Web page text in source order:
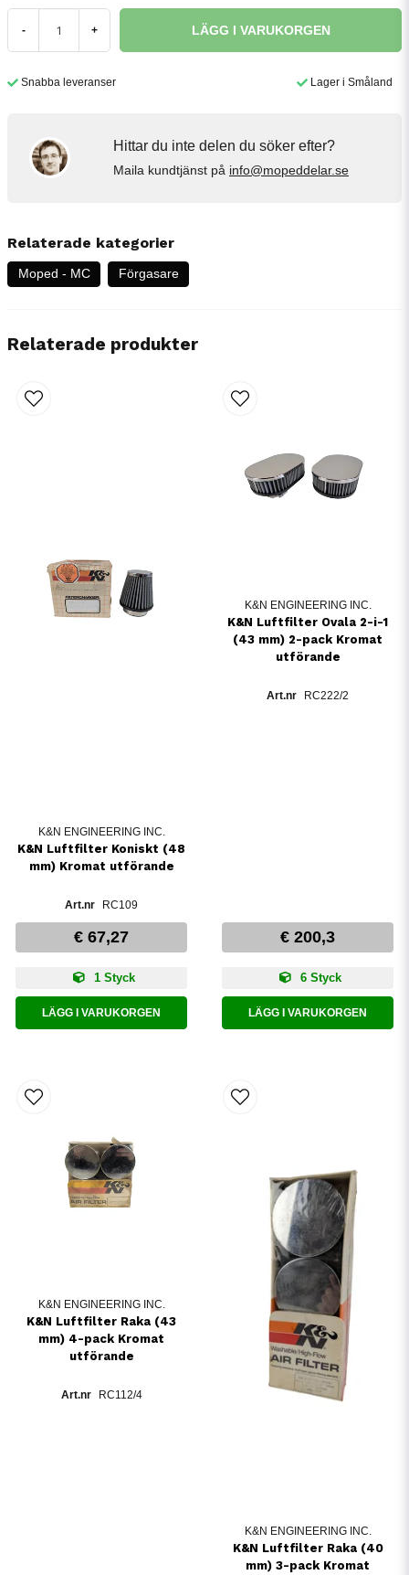
- + LÄGG I VARUKORGEN
Snabba leveranser Lager i Småland
Hittar du inte delen du söker efter?
Maila kundtjänst på info@mopeddelar.se
Relaterade kategorier
Moped - MC Förgasare
Relaterade produkter
K&N ENGINEERING INC.
K&N Luftfilter Koniskt (48
mm) Kromat utförande
RC109
€ 67,27
1 Styck
LÄGG I VARUKORGEN
K&N ENGINEERING INC.
K&N Luftfilter Ovala 2-i-1
(43 mm) 2-pack Kromat
utförande
RC222/2
€ 200,3
6 Styck
LÄGG I VARUKORGEN
K&N ENGINEERING INC.
K&N Luftfilter Raka (43
mm) 4-pack Kromat
utförande
RC112/4
K&N ENGINEERING INC.
K&N Luftfilter Raka (40
mm) 3-pack Kromat